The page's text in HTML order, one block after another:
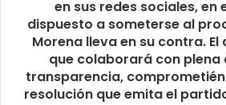
en sus redes sociales, en
dispuesto a someterse al
Morena lleva en su contra.
que colaborará con plena
transparencia,
resolución que emita el